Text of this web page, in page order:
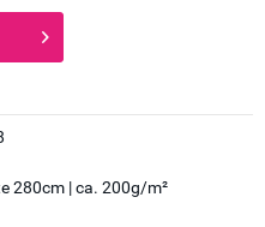
280cm | ca. 200g/m²